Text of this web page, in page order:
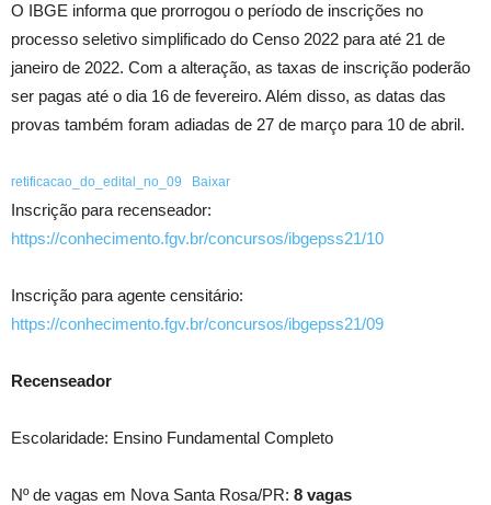
O IBGE informa que prorrogou o período de inscrições no
processo seletivo simplificado do Censo 2022 para até 21 de
janeiro de 2022. Com a alteração, as taxas de inscrição poderão
ser pagas até o dia 16 de fevereiro. Além disso, as datas das
provas também foram adiadas de 27 de março para 10 de abril.
retificacao_do_edital_no_09 Baixar
Inscrição para recenseador:
https://conhecimento.fgv.br/concursos/ibgepss21/10
Inscrição para agente censitário:
https://conhecimento.fgv.br/concursos/ibgepss21/09
Recenseador
Escolaridade: Ensino Fundamental Completo
Nº de vagas em Nova Santa Rosa/PR: 8 vagas